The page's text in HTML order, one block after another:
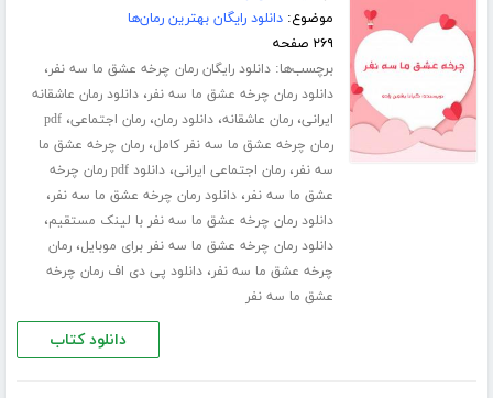
موضوع:دانلود رایگان بهترین رمان‌ها
۲۶۹ صفحه
برچسب‌ها:دانلود رایگان رمان چرخه عشق ما سه نفر،
دانلود رمان چرخه عشق ما سه نفر،دانلود رمان عاشقانه
ایرانی،رمان عاشقانه،دانلود رمان،رمان اجتماعی،pdf
رمان چرخه عشق ما سه نفر کامل،رمان چرخه عشق ما
سه نفر،رمان اجتماعی ایرانی،
دانلود pdf رمان چرخه
عشق ما سه نفر،دانلود رمان چرخه عشق ما سه نفر،
دانلود رمان چرخه عشق ما سه نفر با لینک مستقیم،
دانلود رمان چرخه عشق ما سه نفر برای موبایل،رمان
چرخه عشق ما سه نفر،دانلود پی دی اف رمان چرخه
عشق ما سه نفر
دانلود کتاب